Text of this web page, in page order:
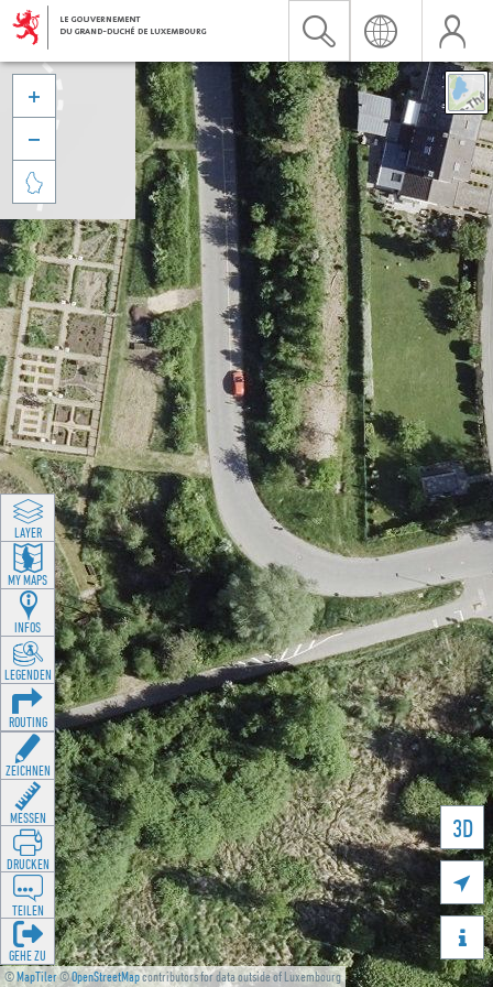
©MapTiler©OpenStreetMapcontributors for data outside of Luxembourg
3D





LAYER
MY MAPS
INFOS
LEGENDEN
ROUTING
ZEICHNEN
MESSEN
DRUCKEN
TEILEN
GEHE ZU